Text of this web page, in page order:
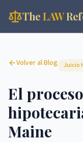
TheLAW
Volver al Blog Juicio
El
Maine